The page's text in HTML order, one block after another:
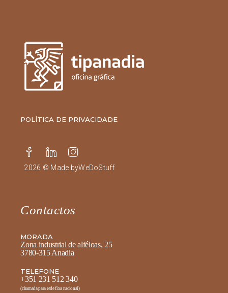
POLÍTICA DE PRIVACIDADE
2026 © Made byWeDoStuff
Contactos
MORADA
Zona industrial de alféloas, 25
3780-315 Anadia
TELEFONE
+351 231 512 340
(chamada para rede fixa nacional)